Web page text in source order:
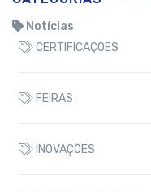
Notícias
CERTIFICAÇÕES
FEIRAS
INOVAÇÕES